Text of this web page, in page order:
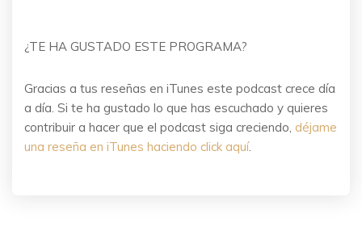
¿TE HA GUSTADO ESTE PROGRAMA?
Gracias a tus reseñas en iTunes este podcast crece día
a día. Si te ha gustado lo que has escuchado y quieres
contribuir a hacer que el podcast siga creciendo, déjame
una reseña en iTunes haciendo click aquí.